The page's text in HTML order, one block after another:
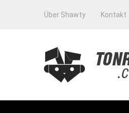
Über Shawty Kontakt